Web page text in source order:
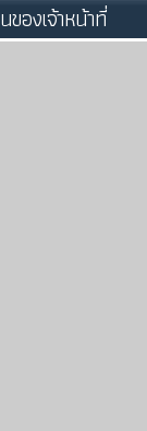
องเจ้าหน้าที่